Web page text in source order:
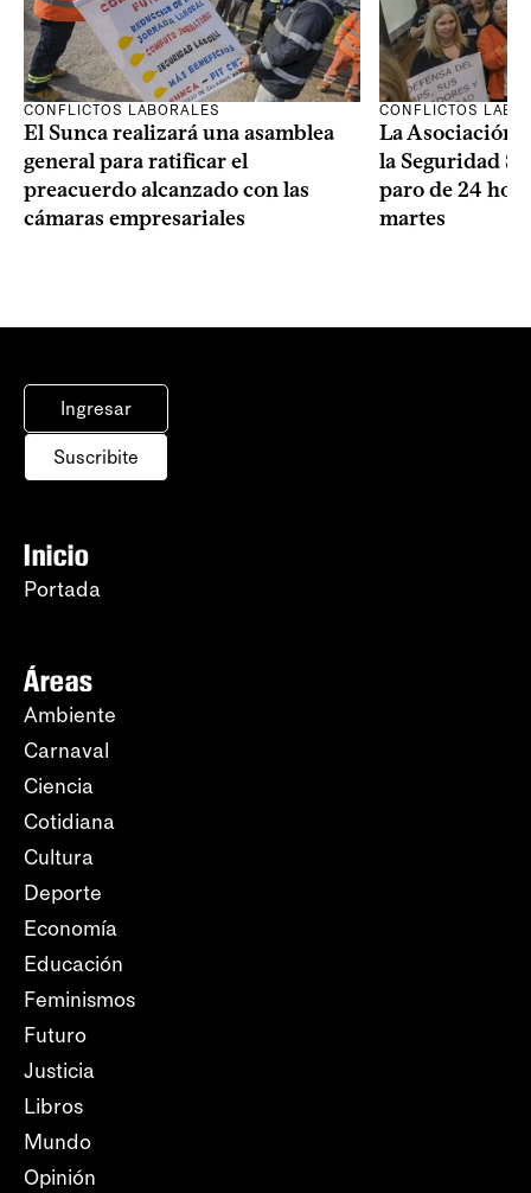
CONFLICTOS LABORALES
El Sunca realizará una asamblea
general para ratificar el
preacuerdo alcanzado con las
cámaras empresariales
CONFLICTOS
La Asociación
la Seguridad
paro de 24
martes
Ingresar
Suscribite
Inicio
Portada
Áreas
Ambiente
Carnaval
Ciencia
Cotidiana
Cultura
Deporte
Economía
Educación
Feminismos
Futuro
Justicia
Libros
Mundo
Opinión